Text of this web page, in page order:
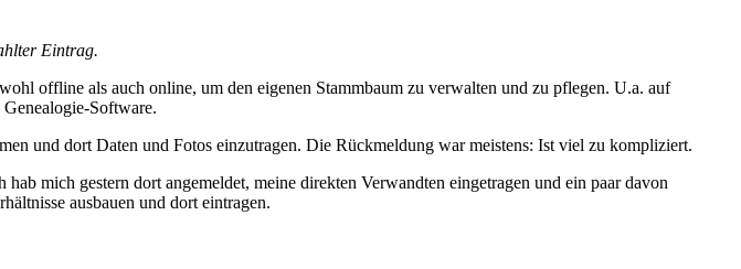
Eintrag.
offline als auch online, um den eigenen Stammbaum zu verwalten und zu pflegen. U.a. auf
Software.
und dort Daten und Fotos einzutragen. Die Rückmeldung war meistens: Ist viel zu kompliziert.
mich gestern dort angemeldet, meine direkten Verwandten eingetragen und ein paar davon
ausbauen und dort eintragen.